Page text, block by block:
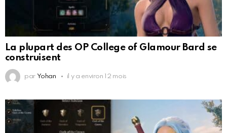
La plupart des OP College of Glamour Bard se
construisent
par Yohan il y a environ 12 mois